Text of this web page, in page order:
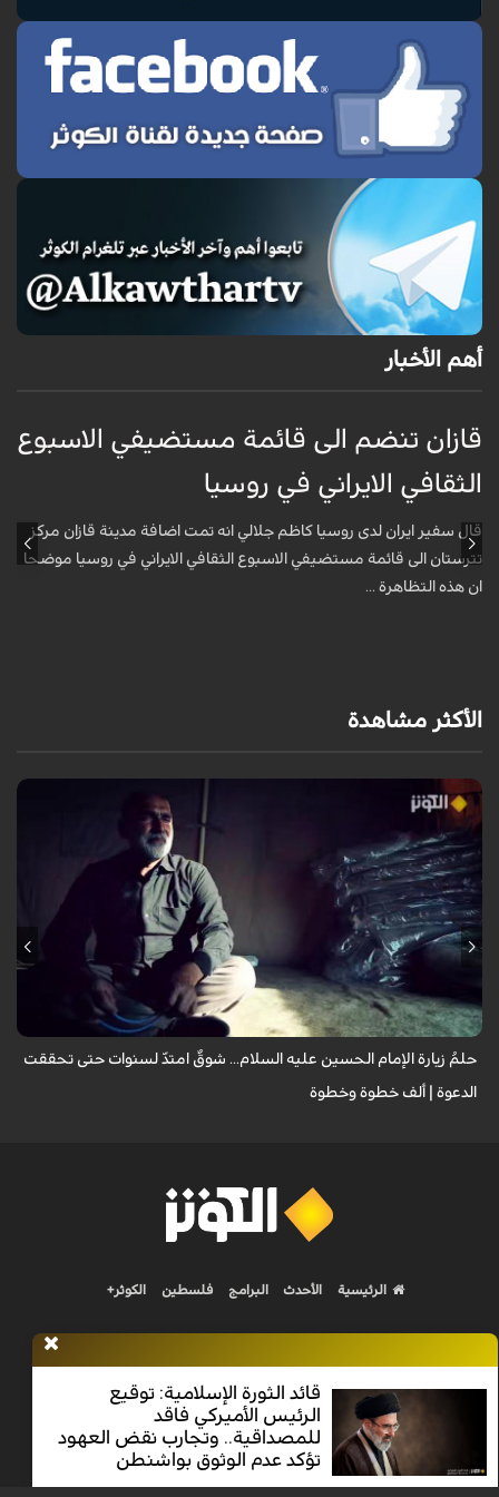
أهم الأخبار
قازان تنضم الى قائمة مستضيفي الاسبوع
الثقافي الايراني في روسيا
قال سفير ايران لدى روسيا كاظم جلالي انه تمت اضافة مدينة قازان مركز
تترستان الى قائمة مستضيفي الاسبوع الثقافي الايراني في روسيا موضحا
ان هذه التظاهرة ...
الأكثر مشاهدة
يروي عددٌ من الزائرين مشاعر الشوق التي لازمتهم لسنوات وهم يتمنون زيارة
الإمام الحسين عليه السلام، مؤكدين أن العقبات المادية والظروف الشخصية لم
حلمُ زيارة الإمام الحسين عليه السلام... شوقٌ امتدّ لسنوات حتى تحققت
الدعوة | ألف خطوة وخطوة
قائد الثورة الإسلامية: توقيع
الرئيس الأميركي فاقد
للمصداقية.. وتجارب نقض العهود
تؤكد عدم الوثوق بواشنطن
الرئيسية الأحدث البرامج فلسطين الكوثر+
Nilesat 11900 V | Badr 8 11747 V | Badr5 12284 V